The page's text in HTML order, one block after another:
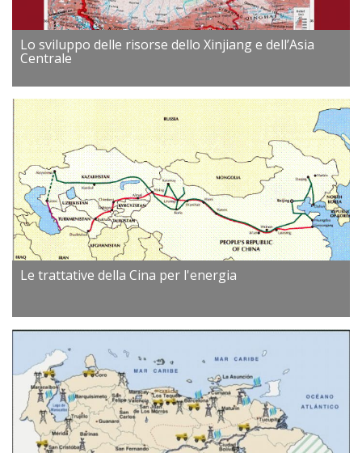
Lo sviluppo delle risorse dello Xinjiang e dell’Asia
Centrale
Le trattative della Cina per l'energia